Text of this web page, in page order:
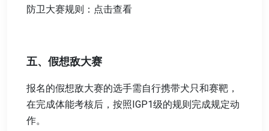
防卫大赛规则：点击查看
五、假想敌大赛
报名的假想敌大赛的选手需自行携带犬只和赛靶，
在完成体能考核后，按照IGP1级的规则完成规定动
作。